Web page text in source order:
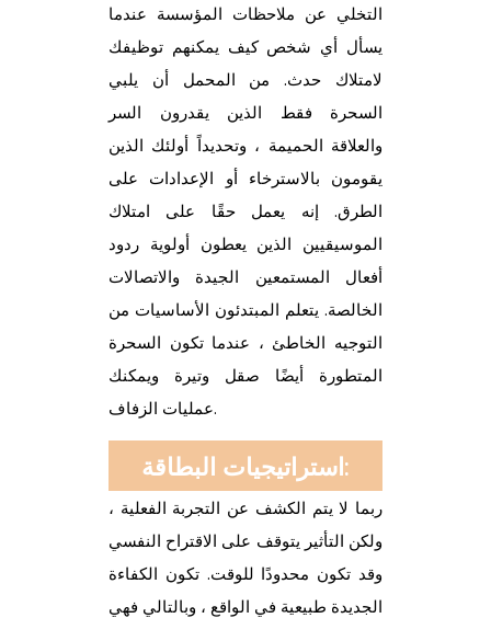
التخلي عن ملاحظات المؤسسة عندما
يسأل أي شخص كيف يمكنهم توظيفك
لامتلاك حدث. من المحمل أن يلبي
السحرة فقط الذين يقدرون السر
والعلاقة الحميمة ، وتحديداً أولئك الذين
يقومون بالاسترخاء أو الإعدادات على
الطرق. إنه يعمل حقًا على امتلاك
الموسيقيين الذين يعطون أولوية ردود
أفعال المستمعين الجيدة والاتصالات
الخالصة. يتعلم المبتدئون الأساسيات من
التوجيه الخاطئ ، عندما تكون السحرة
المتطورة أيضًا صقل وتيرة ويمكنك
عمليات الزفاف.
استراتيجيات البطاقة:
ربما لا يتم الكشف عن التجربة الفعلية ،
ولكن التأثير يتوقف على الاقتراح النفسي
وقد تكون محدودًا للوقت. تكون الكفاءة
الجديدة طبيعية في الواقع ، وبالتالي فهي